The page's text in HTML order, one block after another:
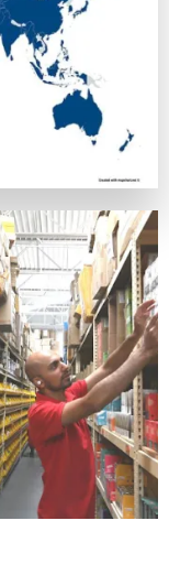
ータを守っている
制を提供してい
らでも問題なく
ク、Evolution
段
テップは入金手
一つの方法です